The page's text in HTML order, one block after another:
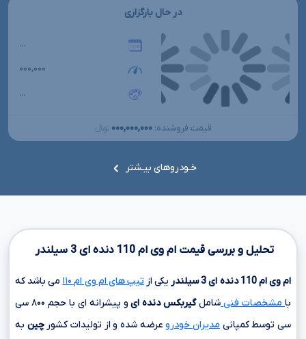
در حال بارگزاری
...
۰۰۰,۰۰۰
...
قیمت فروشنده: ۰۰۰,۰۰۰,۰۰۰ تومانءءء
خـودروهای بیـشتر
تحلیل و بررسی قیمت ام وی ام110 دنده ای3 سیلندر
ام وی ام110دنده ای3سیلندر یکی از تیپ های ام وی ام ۱۱۰
می باشد که
بامشخصات فنی شاملگیربکس دنده ای و پیشرانه ای با حجم
۸۰۰ سی
سیتوسط کمپانی مدیران خودروعرضه شده و از تولیدات کشورچین به